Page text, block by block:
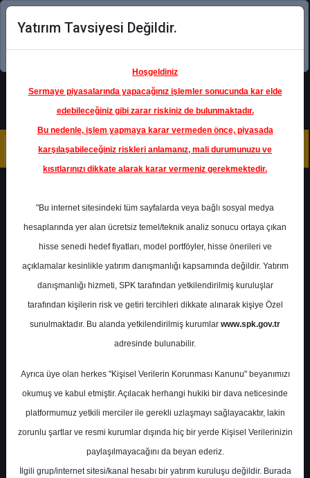
Şimdi uygulamayı indirin!
ISCTR- TÜRKİYE İŞ BANKASI
A.Ş.
Hedef Fiyat 15.90 ₺
Getiri
%0.00
0
Get.
4
Salı, 05 Kasım 2024
Yatırım Tavsiyesi Değildir.
Hoşgeldiniz
Sermaye piyasalarında yapacağınız işlemler sonucunda kar elde
edebileceğiniz gibi zarar riskiniz de bulunmaktadır.
Bu nedenle, işlem yapmaya karar vermeden önce, piyasada
karşılaşabileceğiniz riskleri anlamanız, mali durumunuzu ve
kısıtlarınızı dikkate alarak karar vermeniz gerekmektedir.
"Bu internet sitesindeki tüm sayfalarda veya bağlı sosyal medya
hesaplarında yer alan ücretsiz temel/teknik analiz sonucu ortaya çıkan
hisse senedi hedef fiyatları, model portföyler, hisse önerileri ve
açıklamalar kesinlikle yatırım danışmanlığı kapsamında değildir. Yatırım
danışmanlığı hizmeti, SPK tarafından yetkilendirilmiş kuruluşlar
tarafından kişilerin risk ve getiri tercihleri dikkate alınarak kişiye Özel
sunulmaktadır. Bu alanda yetkilendirilmiş kurumlar www.spk.gov.tr
adresinde bulunabilir.
Ayrıca üye olan herkes "Kişisel Verilerin Korunması Kanunu" beyanımızı
okumuş ve kabul etmiştir. Açılacak herhangi hukiki bir dava neticesinde
platformumuz yetkili merciler ile gerekli uzlaşmayı sağlayacaktır, lakin
zorunlu şartlar ve resmi kurumlar dışında hiç bir yerde Kişisel Verilerinizin
paylaşılmayacağını da beyan ederiz.
İlgili grup/internet sitesi/kanal hesabı bir yatırım kuruluşu değildir. Burada